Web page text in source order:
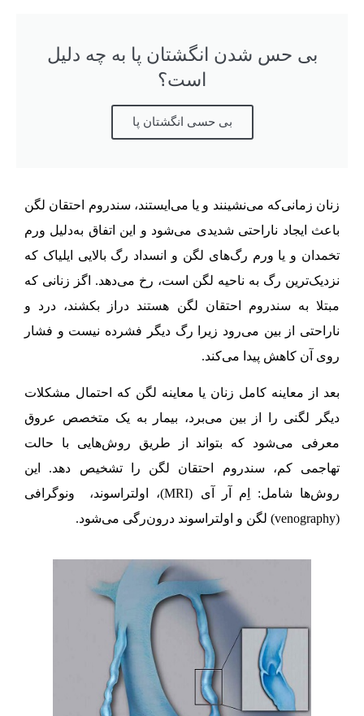
بی حس شدن انگشتان پا به چه دلیل
است؟
بی حسی انگشتان پا
زنان زمانی‌که می‌نشینند و یا می‌ایستند، سندروم احتقان لگن
باعث ایجاد ناراحتی شدیدی می‌شود و این اتفاق به‌دلیل ورم
تخمدان و یا ورم رگ‌های لگن و انسداد رگ بالایی ایلیاک که
نزدیک‌ترین رگ به ناحیه لگن است، رخ می‌دهد. اگز زنانی که
مبتلا به سندروم احتقان لگن هستند دراز بکشند، درد و
ناراحتی از بین می‌رود زیرا رگ دیگر فشرده نیست و فشار
روی آن کاهش پیدا می‌کند.
بعد از معاینه کامل زنان یا معاینه لگن که احتمال مشکلات
دیگر لگنی را از بین می‌برد، بیمار به یک متخصص عروق
معرفی می‌شود که بتواند از طریق روش‌هایی با حالت
تهاجمی کم، سندروم احتقان لگن را تشخیص دهد. این
روش‌ها شامل: اِم آر آی (MRI)، اولتراسوند، ونوگرافی
(venography) لگن و اولتراسوند درون‌رگی می‌شود.